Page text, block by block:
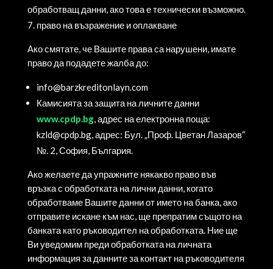
обработващ данни, ако това е технически възможно.
право на възражение и оплакване
Ако смятате, че Вашите права са нарушени, имате
право да подадете жалба до:
info@barzkreditonlayn.com
Камисията за защита на личните данни
www.cpdp.bg, адрес на електронна поща:
kzld@cpdp.bg, адрес: Бул. „Проф. Цветан Лазаров“
№. 2, София, България.
Ако желаете да упражните някакво право във
връзка с обработката на лични данни, когато
обработваме Вашите данни от името на банка, ако
отправите искане към нас, ще препратим същото на
банката като ръководител на обработката. Ние ще
Ви уведомим преди обработката на личната
информация за данните за контакт на ръководителя